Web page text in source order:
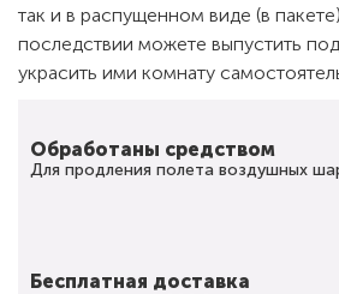
так и в распущенном виде (в
последствии можете выпустить
украсить ими комнату
Обработаны средством
Для продления полета воздушных
Бесплатная доставка